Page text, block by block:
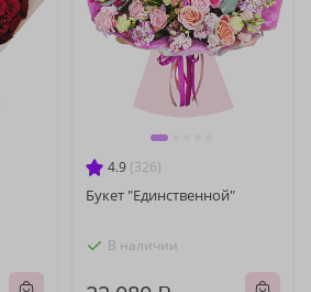
4.9 (326)
Букет "Единственной"
В наличии